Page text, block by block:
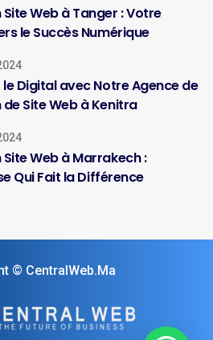
Web à Tanger : Votre
le Succès Numérique
le Digital avec Notre Agence de
Site Web à Kenitra
Web à Marrakech :
Qui Fait la Différence
© CentralWeb.Ma